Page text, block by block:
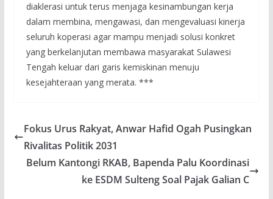
diaklerasi untuk terus menjaga kesinambungan kerja
dalam membina, mengawasi, dan mengevaluasi kinerja
seluruh koperasi agar mampu menjadi solusi konkret
yang berkelanjutan membawa masyarakat Sulawesi
Tengah keluar dari garis kemiskinan menuju
kesejahteraan yang merata. ***
Fokus Urus Rakyat, Anwar Hafid Ogah Pusingkan
Rivalitas Politik 2031
Belum Kantongi RKAB, Bapenda Palu Koordinasi
ke ESDM Sulteng Soal Pajak Galian C